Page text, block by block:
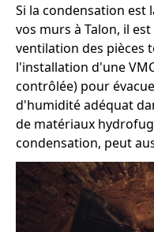
Si la condensation est
vos murs à Talon, il
ventilation des pièces
l'installation d'une
contrôlée) pour
d'humidité adéquat
de matériaux
condensation, peut